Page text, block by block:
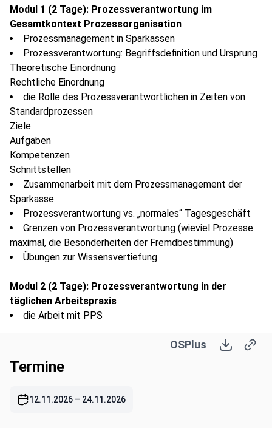
Modul 1 (2 Tage): Prozessverantwortung im
Gesamtkontext Prozessorganisation
Prozessmanagement in Sparkassen
Prozessverantwortung: Begriffsdefinition und Ursprung
Theoretische Einordnung
Rechtliche Einordnung
die Rolle des Prozessverantwortlichen in Zeiten von
Standardprozessen
Ziele
Aufgaben
Kompetenzen
Schnittstellen
Zusammenarbeit mit dem Prozessmanagement der
Sparkasse
Prozessverantwortung vs. „normales“ Tagesgeschäft
Grenzen von Prozessverantwortung (wieviel Prozesse
maximal, die Besonderheiten der Fremdbestimmung)
Übungen zur Wissensvertiefung
Modul 2 (2 Tage): Prozessverantwortung in der
täglichen Arbeitspraxis
die Arbeit mit PPS
Aufbau der Dokumente
Überprüfung / Änderungsbearbeitung
Freigabe und Veröffentlichung
OSPlus
Termine
12.11.2026 – 24.11.2026